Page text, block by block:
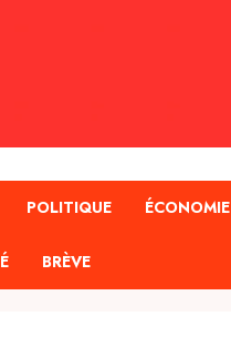
POLITIQUE ÉCONOMIE
BRÈVE